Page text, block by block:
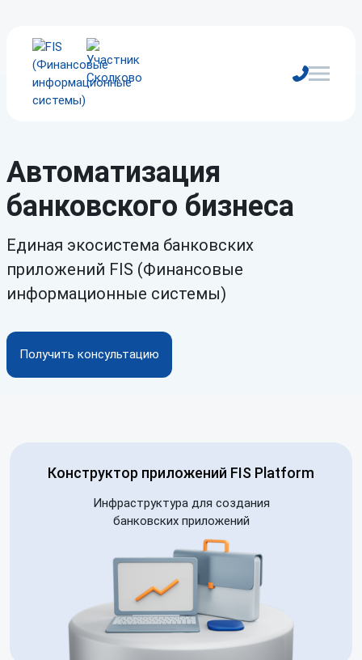
Автоматизация
банковского бизнеса
Единая экосистема банковских
приложений FIS (Финансовые
информационные системы)
Получить консультацию
Конструктор приложений FIS Platform
Инфраструктура для создания
банковских приложений